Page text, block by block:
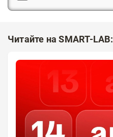
Читайте на SMART-LAB: